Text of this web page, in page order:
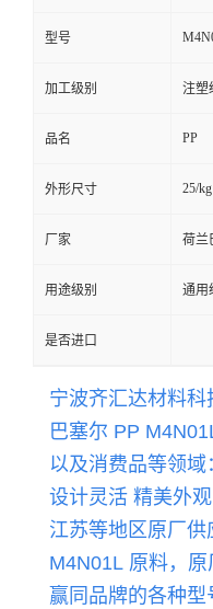
言
型号
加工级别 注塑
品名 PP
外形尺寸 25/kg
厂家 荷兰
用途级别 通用
是否进口
宁波齐汇达材料
巴塞尔 PP
以及消费品等领
设计灵活 精美外观
江苏等地区原厂供
M4N01L 原料，
赢 同品牌的各种